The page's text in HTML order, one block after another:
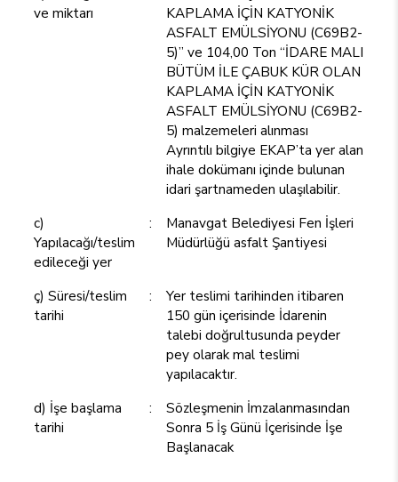
ve miktarı
KAPLAMA İÇİN KATYONİK
ASFALT EMÜLSİYONU (C69B2-
5)” ve 104,00 Ton “İDARE MALI
BÜTÜM İLE ÇABUK KÜR OLAN
KAPLAMA İÇİN KATYONİK
ASFALT EMÜLSİYONU (C69B2-
5) malzemeleri alınması
Ayrıntılı bilgiye EKAP’ta yer alan
ihale dokümanı içinde bulunan
idari şartnameden ulaşılabilir.
c)
Yapılacağı/teslim
edileceği yer
:
Manavgat Belediyesi Fen İşleri
Müdürlüğü asfalt Şantiyesi
ç) Süresi/teslim
tarihi
:
Yer teslimi tarihinden itibaren
150 gün içerisinde İdarenin
talebi doğrultusunda peyder
pey olarak mal teslimi
yapılacaktır.
d) İşe başlama
tarihi
:
Sözleşmenin İmzalanmasından
Sonra 5 İş Günü İçerisinde İşe
Başlanacak